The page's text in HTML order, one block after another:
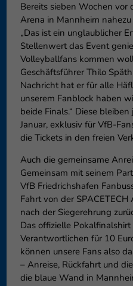
Bereits sieben Wochen vor
Arena in Mannheim
„Das ist ein unglaublicher
Stellenwert das Event
Volleyballfans kommen
Geschäftsführer Thilo
Nachricht hat er für alle
unserem Fanblock haben
beide Finals.“ Diese
Januar, exklusiv für VfB-
die Tickets in den freien
Auch die gemeinsame
Gemeinsam mit seinem
VfB Friedrichshafen
Fahrt von der
nach der Siegerehrung
Das offizielle
Verantwortlichen für 10
können unsere Fans also
– Anreise, Rückfahrt und
die blaue Wand in
Cookie-
Externe Medien (6)
Inhalte von Videoplattformen und
standardmäßig blockiert. Wenn
werden, bedarf der Zugriff auf
Cookie-